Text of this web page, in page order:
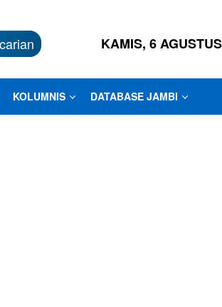
KAMIS, 6
KOLUMNIS DATABASE JAMBI